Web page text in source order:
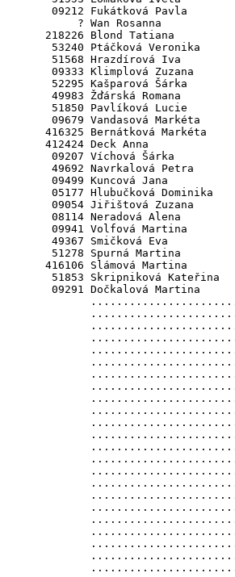
09212 Fukátková Pavla
? Wan Rosanna
218226 Blond Tatiana
53240 Ptáčková Veronika
51568 Hrazdírová Iva
09333 Klimplová Zuzana
52295 Kašparová Šárka
49983 Žďárská Romana
51850 Pavlíková Lucie
09679 Vandasová Markéta
416325 Bernátková Markéta
412424 Deck Anna
09207 Víchová Šárka
49692 Navrkalová Petra
09499 Kuncová Jana
05177 Hlubučková Dominika
09054 Jiřištová Zuzana
08114 Neradová Alena
09941 Volfová Martina
49367 Smičková Eva
51278 Spurná Martina
416106 Slámová Martina
51853 Skripniková Kateřina
09291 Dočkalová Martina